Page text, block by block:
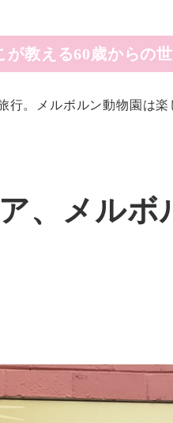
教える60歳からの
行。メルボルン動物園は楽
、メルボ